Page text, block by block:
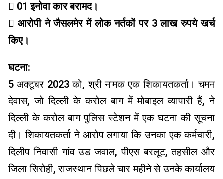
 01 इनोवा कार बरामद।
 आरोपी ने जैसलमेर में लोक नर्तकों पर 3 लाख रुपये खर्च
किए।
घटना:
5 अक्टूबर 2023 को, श्री नामक एक शिकायतकर्ता। चमन
देवास, जो दिल्ली के करोल बाग में मोबाइल व्यापारी हैं, ने
दिल्ली के करोल बाग पुलिस स्टेशन में एक घटना की सूचना
दी। शिकायतकर्ता ने आरोप लगाया कि उनका एक कर्मचारी,
दिलीप निवासी गांव उड जवाल, पीएस बरलूट, तहसील और
जिला सिरोही, राजस्थान पिछले चार महीने से उनके कार्यालय